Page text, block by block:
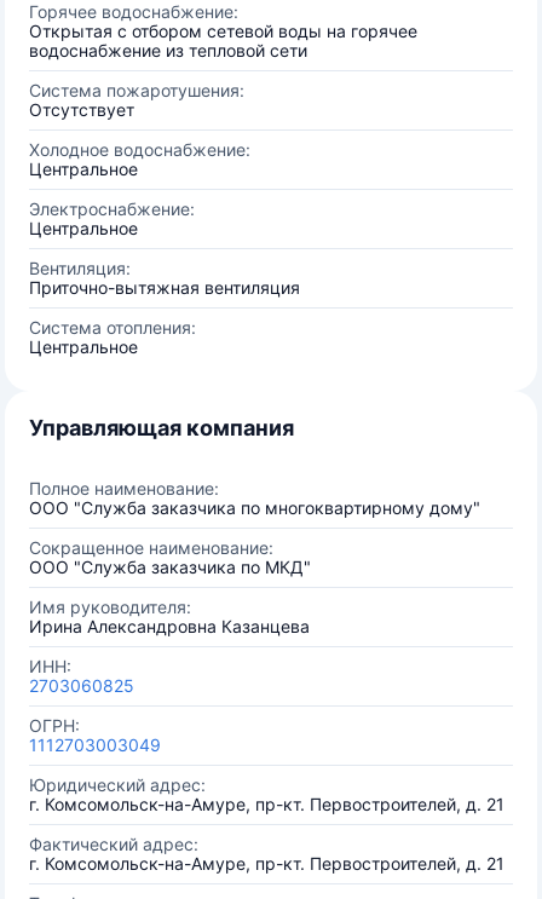
Горячее водоснабжение:
Открытая с отбором сетевой воды на горячее
водоснабжение из тепловой сети
Система пожаротушения:
Отсутствует
Холодное водоснабжение:
Центральное
Электроснабжение:
Центральное
Вентиляция:
Приточно-вытяжная вентиляция
Система отопления:
Центральное
Управляющая компания
Полное наименование:
ООО "Служба заказчика по многоквартирному дому"
Сокращенное наименование:
ООО "Служба заказчика по МКД"
Имя руководителя:
Ирина Александровна Казанцева
ИНН:
2703060825
ОГРН:
1112703003049
Юридический адрес:
г. Комсомольск-на-Амуре, пр-кт. Первостроителей, д. 21
Фактический адрес:
г. Комсомольск-на-Амуре, пр-кт. Первостроителей, д. 21